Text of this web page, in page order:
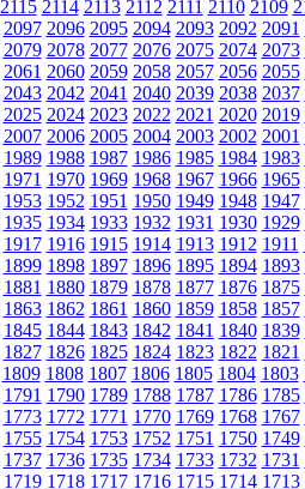
2115 2114 2113 2112 2111 2110 2109
2097 2096 2095 2094 2093 2092 2091
2079 2078 2077 2076 2075 2074 2073
2061 2060 2059 2058 2057 2056 2055
2043 2042 2041 2040 2039 2038 2037
2025 2024 2023 2022 2021 2020 2019
2007 2006 2005 2004 2003 2002 2001
1989 1988 1987 1986 1985 1984 1983
1971 1970 1969 1968 1967 1966 1965
1953 1952 1951 1950 1949 1948 1947
1935 1934 1933 1932 1931 1930 1929
1917 1916 1915 1914 1913 1912 1911
1899 1898 1897 1896 1895 1894 1893
1881 1880 1879 1878 1877 1876 1875
1863 1862 1861 1860 1859 1858 1857
1845 1844 1843 1842 1841 1840 1839
1827 1826 1825 1824 1823 1822 1821
1809 1808 1807 1806 1805 1804 1803
1791 1790 1789 1788 1787 1786 1785
1773 1772 1771 1770 1769 1768 1767
1755 1754 1753 1752 1751 1750 1749
1737 1736 1735 1734 1733 1732 1731
1719 1718 1717 1716 1715 1714 1713